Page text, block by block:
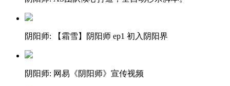
阴阳师: 【霜雪】阴阳师 ep1 初入阴阳界
阴阳师: 网易《阴阳师》宣传视频